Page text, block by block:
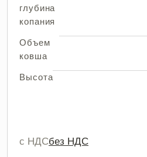
глубина
копания
Объем
ковша
Высота
с НДСбез НДС